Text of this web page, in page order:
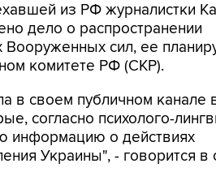
из РФ журналистки
дело о распространении
сил, ее
комитете РФ (СКР).
в своем публичном канале
согласно психолого-
информацию о действиях
Украины", - говорится в